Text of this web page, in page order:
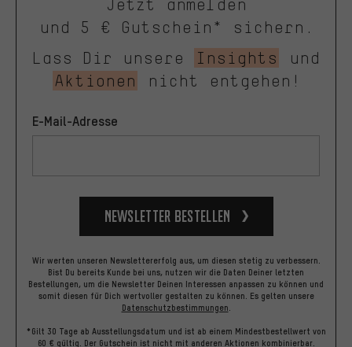
Jetzt anmelden
und 5 € Gutschein* sichern.
Lass Dir unsere
Insights
und
Aktionen
nicht entgehen!
E-Mail-Adresse
Newsletter bestellen
Wir werten unseren Newslettererfolg aus, um diesen stetig zu verbessern.
Bist Du bereits Kunde bei uns, nutzen wir die Daten Deiner letzten
Bestellungen, um die Newsletter Deinen Interessen anpassen zu können und
somit diesen für Dich wertvoller gestalten zu können. Es gelten unsere
Datenschutzbestimmungen.
*Gilt 30 Tage ab Ausstellungsdatum und ist ab einem Mindestbestellwert von
60 € gültig. Der Gutschein ist nicht mit anderen Aktionen kombinierbar.